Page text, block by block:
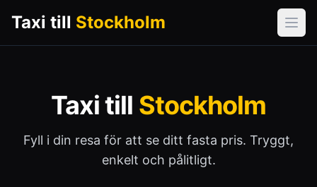
Taxi till Stockholm
Taxi till Stockholm
Fyll i din resa för att se ditt fasta pris. Tryggt,
enkelt och pålitligt.